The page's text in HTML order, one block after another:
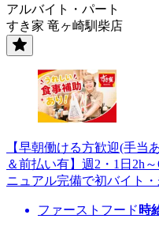
アルバイト・パート
すき家 竜ヶ崎馴柴店
【早朝働ける方歓迎(手
＆前払い有】週2・1日2h
ニュアル完備で初バイト
ファーストフード 時